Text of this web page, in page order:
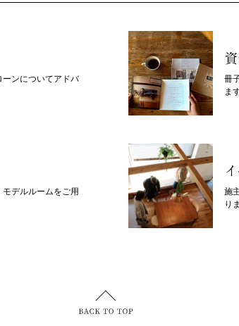
ンについてアドバ
冊
ま
デルルームをご用
施
り